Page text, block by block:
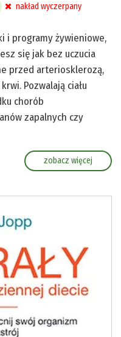
nakład wyczerpany
i programy żywieniowe,
się jak bez uczucia
przed arteriosklerozą,
Pozwalają ciału
chorób
zapalnych czy
zobacz więcej